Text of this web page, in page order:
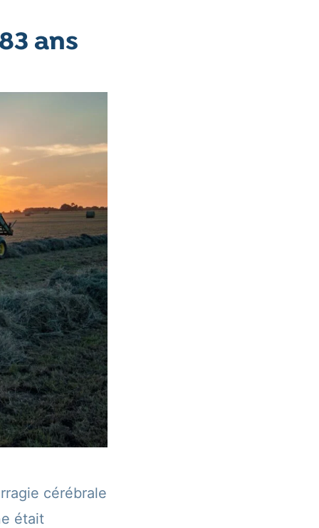
ans
cérébrale
était